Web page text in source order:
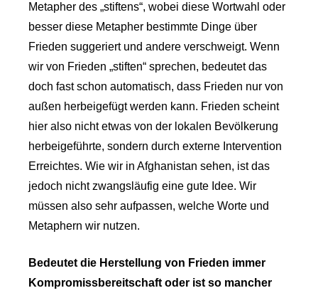
Metapher des „stiftens“, wobei diese Wortwahl oder
besser diese Metapher bestimmte Dinge über
Frieden suggeriert und andere verschweigt. Wenn
wir von Frieden „stiften“ sprechen, bedeutet das
doch fast schon automatisch, dass Frieden nur von
außen herbeigefügt werden kann. Frieden scheint
hier also nicht etwas von der lokalen Bevölkerung
herbeigeführte, sondern durch externe Intervention
Erreichtes. Wie wir in Afghanistan sehen, ist das
jedoch nicht zwangsläufig eine gute Idee. Wir
müssen also sehr aufpassen, welche Worte und
Metaphern wir nutzen.
Bedeutet die Herstellung von Frieden immer
Kompromissbereitschaft oder ist so mancher